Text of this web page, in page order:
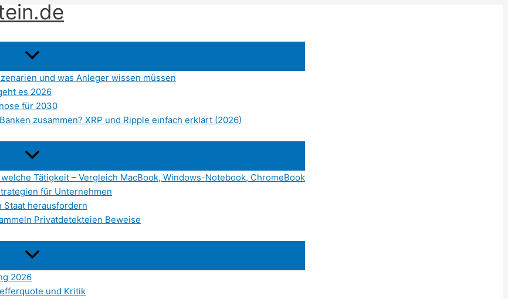
und was Anleger wissen müssen
es 2026
für 2030
zusammen? XRP und Ripple einfach erklärt (2026)
Tätigkeit – Vergleich MacBook, Windows-Notebook, ChromeBook
für Unternehmen
Staat herausfordern
Privatdetekteien Beweise
2026
und Kritik